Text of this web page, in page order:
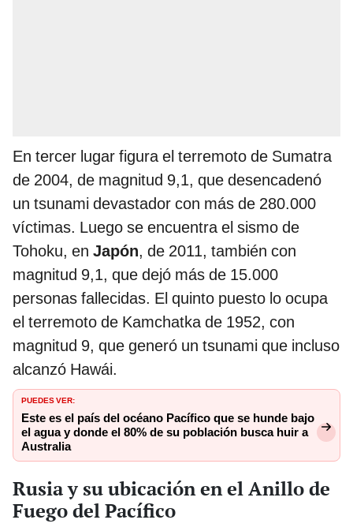
En tercer lugar figura el terremoto de Sumatra
de 2004, de magnitud 9,1, que desencadenó
un tsunami devastador con más de 280.000
víctimas. Luego se encuentra el sismo de
Tohoku, en Japón, de 2011, también con
magnitud 9,1, que dejó más de 15.000
personas fallecidas. El quinto puesto lo ocupa
el terremoto de Kamchatka de 1952, con
magnitud 9, que generó un tsunami que incluso
alcanzó Hawái.
PUEDES VER:
Este es el país del océano Pacífico que se hunde bajo
el agua y donde el 80% de su población busca huir a
Australia
Rusia y su ubicación en el Anillo de
Fuego del Pacífico